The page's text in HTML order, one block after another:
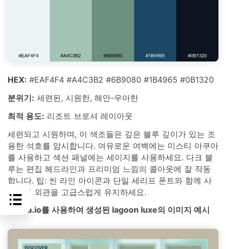
HEX: #EAF4F4 #A4C3B2 #6B9080 #1B4965 #0B1320
분위기: 세련된, 시원한, 해안-우아한
최적 용도: 리조트 브로셔 레이아웃
세련되고 시원하며, 이 색조들은 깊은 블루 깊이가 있는 조
용한 석호를 암시합니다. 여유로운 여백에는 미스티 아쿠아
를 사용하고 섹션 패널에는 세이지를 사용하세요. 다크 블
루는 편집 헤드라인과 프리미엄 느낌의 콜아웃에 잘 작동
합니다. 팁: 씬 라인 아이콘과 단일 세리프 폰트와 함께 사
용하여 외관을 고급스럽게 유지하세요.
media.io를 사용하여 생성된 lagoon luxe의 이미지 예시